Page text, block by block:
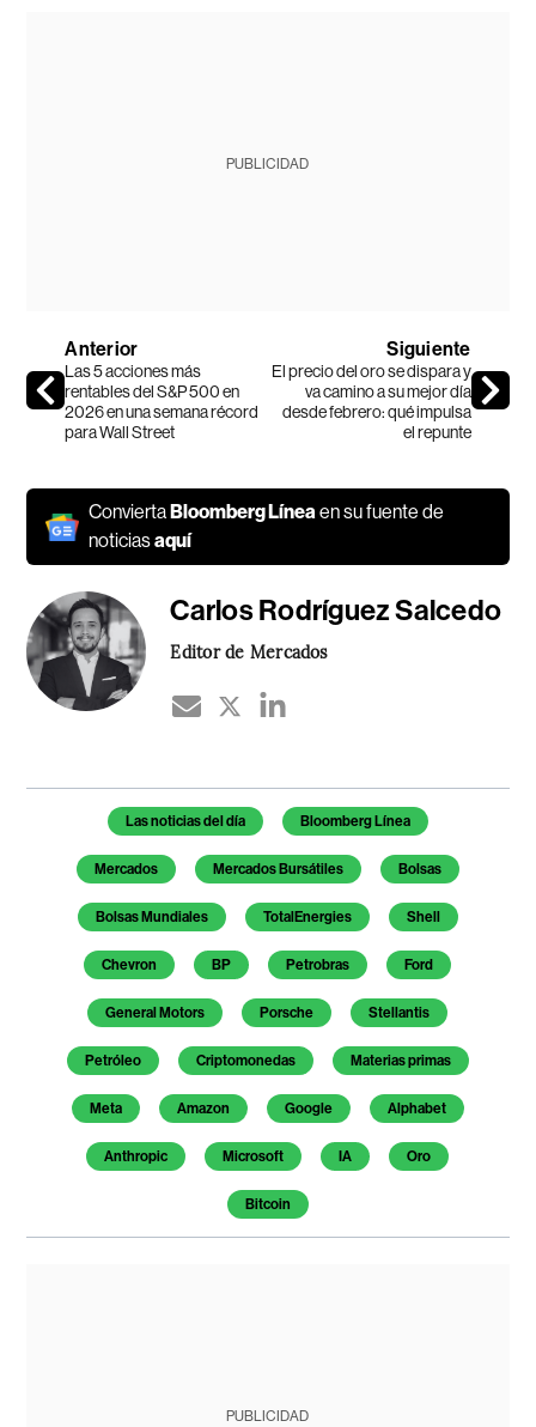
PUBLICIDAD
Anterior
Las 5 acciones más
rentables del S&P 500 en
2026 en una semana récord
para Wall Street
Siguiente
El precio del oro se dispara y
va camino a su mejor día
desde febrero: qué impulsa
el repunte
Convierta Bloomberg Líneaen su fuente de
noticiasaquí
Carlos Rodríguez Salcedo
Editor de Mercados
Temas de este artículo
Las noticias del día Bloomberg Línea
Mercados Mercados Bursátiles Bolsas
Bolsas Mundiales TotalEnergies Shell
Chevron BP Petrobras Ford
General Motors Porsche Stellantis
Petróleo Criptomonedas Materias primas
Meta Amazon Google Alphabet
Anthropic Microsoft IA Oro
Bitcoin
PUBLICIDAD